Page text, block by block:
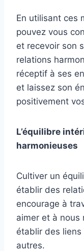
En utilisant ces
pouvez vous
et recevoir son
relations
réceptif à ses
et laissez son
positivement
L’équilibre
harmonieuses
Cultiver un
établir des
encourage à
aimer et à nous
établir des
autres.